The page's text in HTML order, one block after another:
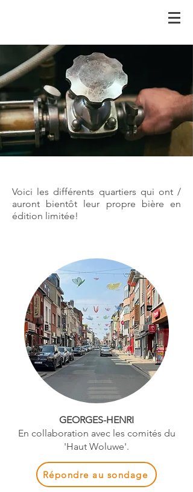
Voici les différents quartiers qui ont /
auront bientôt leur propre bière en
édition limitée!
GEORGES-HENRI
En collaboration avec les comités du
'Haut Woluwe'.
Répondre au sondage